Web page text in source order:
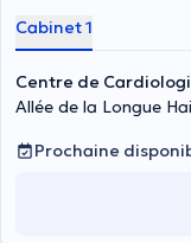
Cabinet 1
Centre de
Allée de la Longue
Prochaine